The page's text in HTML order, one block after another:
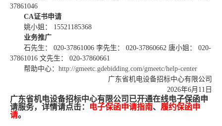
37861046
CA证书申请
姚小姐：
15521185368
业务推广
石先生：
020-37861006 李先生： 020-37860662 唐小姐： 020-
37861016 文先生： 020-37860661
帮助中心： http://gmeetc.gdebidding.com/gmeetc/help-center
广东省机电设备招标中心有限公司
2026年6月 11 日
广东省机电设备招标中心有限公司已开通在线电子保函申
请服务，详情请点击： 电子保函申请指南、履约保函申
请。